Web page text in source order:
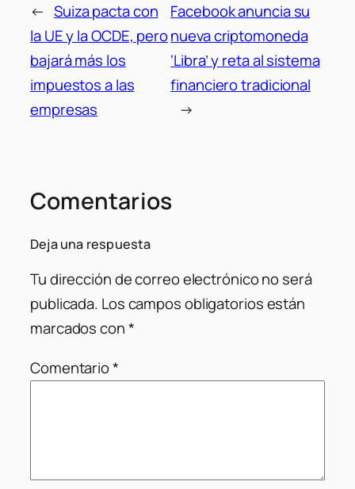
← Suiza pacta con
la UE y la OCDE, pero
bajará más los
impuestos a las
empresas
Facebook anuncia su
nueva criptomoneda
‘Libra’ y reta al sistema
financiero tradicional
→
Comentarios
Deja una respuesta
Tu dirección de correo electrónico no será
publicada. Los campos obligatorios están
marcados con*
Comentario*